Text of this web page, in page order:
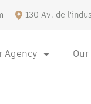
130 Av. de
Agency